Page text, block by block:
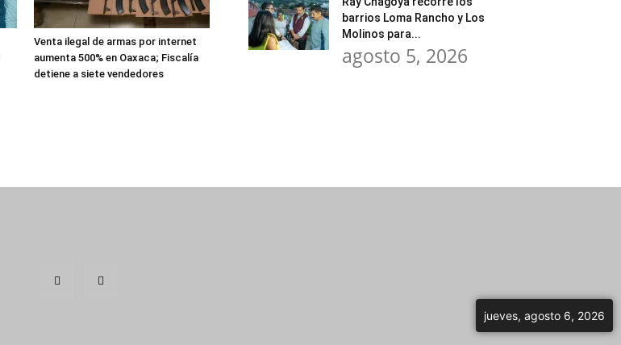
Venta ilegal de armas por internet
aumenta 500% en Oaxaca; Fiscalía
detiene a siete vendedores
barrios Loma Rancho y Los
Molinos para...
agosto 5, 2026
jueves, agosto 6, 2026